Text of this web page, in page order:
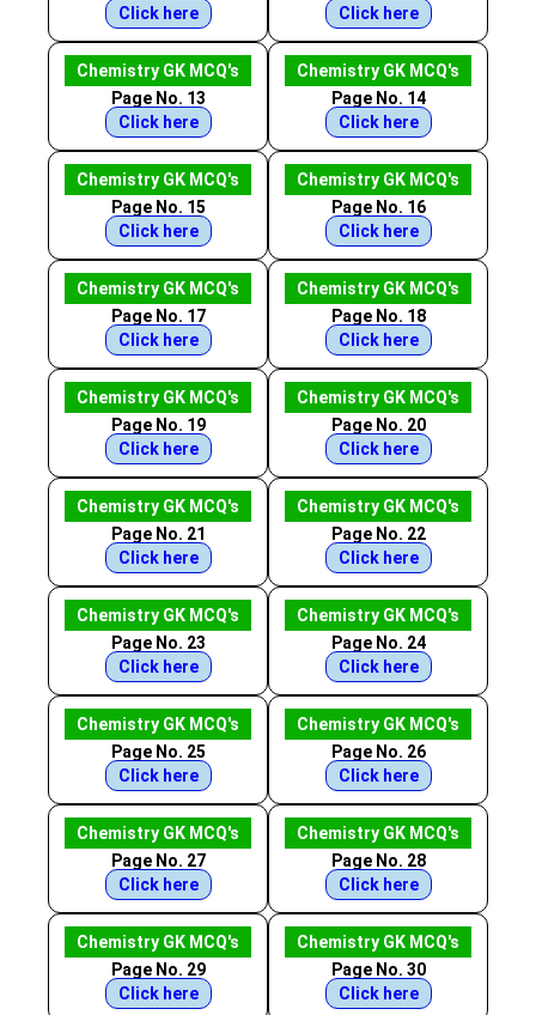
Click here
Click here
Chemistry GK MCQ's
Page No. 13
Click here
Chemistry GK MCQ's
Page No. 14
Click here
Chemistry GK MCQ's
Page No. 15
Click here
Chemistry GK MCQ's
Page No. 16
Click here
Chemistry GK MCQ's
Page No. 17
Click here
Chemistry GK MCQ's
Page No. 18
Click here
Chemistry GK MCQ's
Page No. 19
Click here
Chemistry GK MCQ's
Page No. 20
Click here
Chemistry GK MCQ's
Page No. 21
Click here
Chemistry GK MCQ's
Page No. 22
Click here
Chemistry GK MCQ's
Page No. 23
Click here
Chemistry GK MCQ's
Page No. 24
Click here
Chemistry GK MCQ's
Page No. 25
Click here
Chemistry GK MCQ's
Page No. 26
Click here
Chemistry GK MCQ's
Page No. 27
Click here
Chemistry GK MCQ's
Page No. 28
Click here
Chemistry GK MCQ's
Page No. 29
Click here
Chemistry GK MCQ's
Page No. 30
Click here